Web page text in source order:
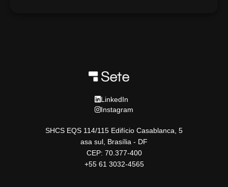
LinkedIn
Instagram
SHCS EQS 114/115 Edifício Casablanca, 5
asa sul, Brasília - DF
CEP: 70.377-400
+55 61 3032-4565